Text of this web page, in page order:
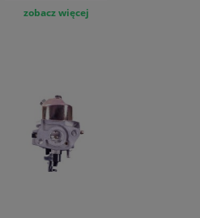
zobacz więcej